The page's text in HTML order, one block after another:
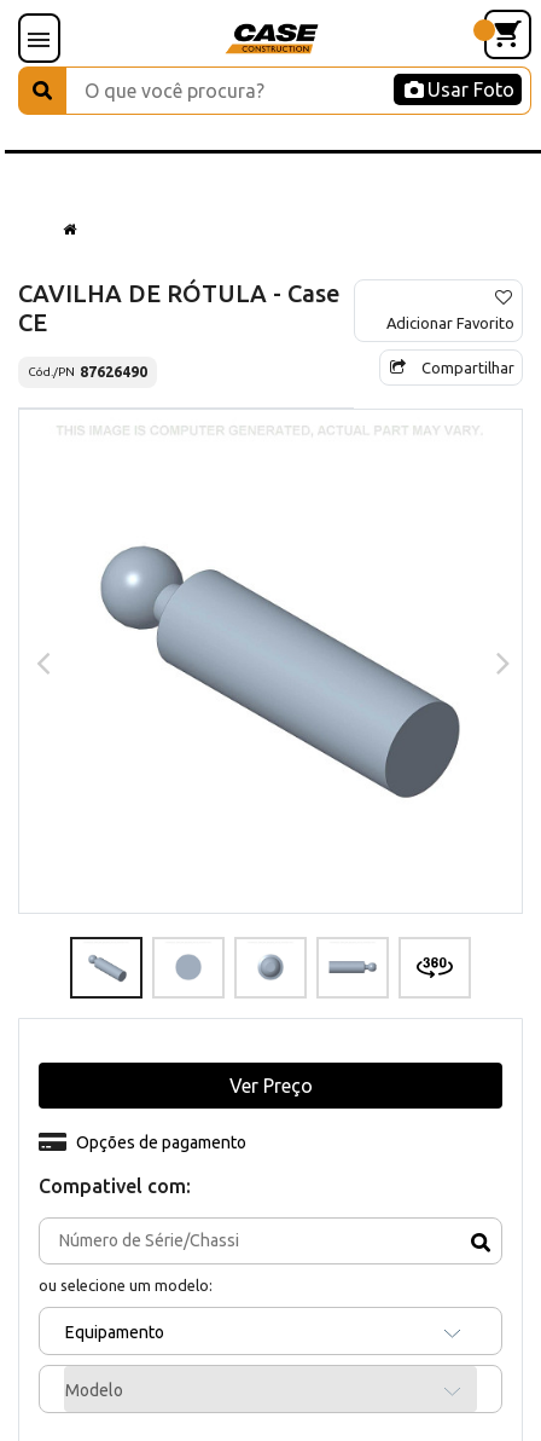
Usar Foto
CAVILHA DE RÓTULA - Case
CE
Cód./PN 87626490
Adicionar Favorito
Compartilhar
Compativel com:
ou selecione um modelo:
Equipamento
Modelo
Opções de pagamento
Ver Preço